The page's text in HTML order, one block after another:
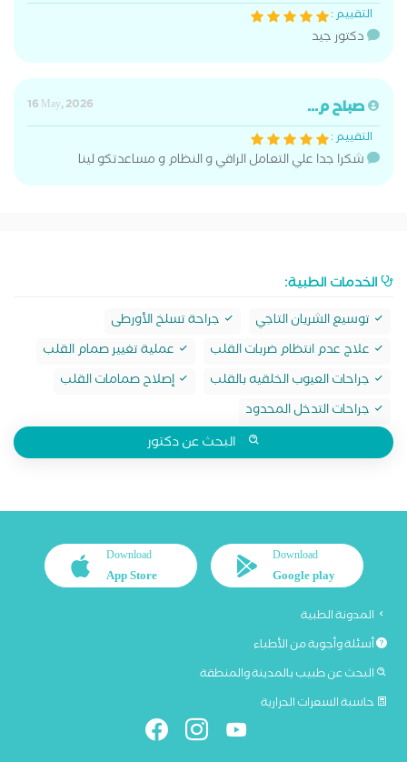
التقييم :
دكتور جيد
صباح م...
16 May, 2026
التقييم :
شكرا جدا علي التعامل الراقي و النظام و مساعدتكو لينا
الخدمات الطبية:
توسيع الشريان التاجي
جراحة تسلخ الأورطى
علاج عدم انتظام ضربات القلب
عملية تغيير صمام القلب
جراحات العيوب الخلقيه بالقلب
إصلاح صمامات القلب
جراحات التدخل المحدود
البحث عن دكتور
Download
Google play
Download
App Store
المدونة الطبية
أسئلة وأجوبة من الأطباء
البحث عن طبيب بالمدينة والمنطقة
حاسبة السعرات الحرارية